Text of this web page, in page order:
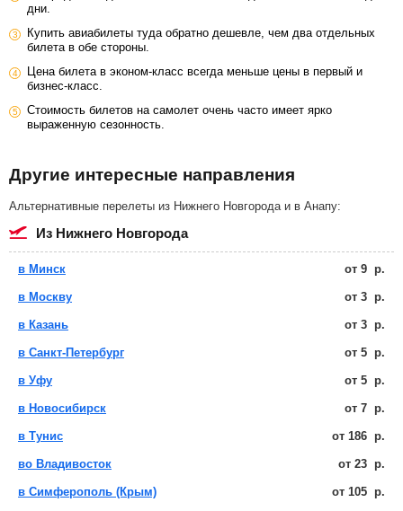
дни.
Купить авиабилеты туда обратно дешевле, чем два отдельных
билета в обе стороны.
Цена билета в эконом-класс всегда меньше цены в первый и
бизнес-класс.
Стоимость билетов на самолет очень часто имеет ярко
выраженную сезонность.
Другие интересные направления
Альтернативные перелеты из Нижнего Новгорода и в Анапу:
из Нижнего Новгорода
в Минск от 9 р.
в Москву от 3 р.
в Казань от 3 р.
в Санкт-Петербург от 5 р.
в Уфу от 5 р.
в Новосибирск от 7 р.
в Тунис от 186 р.
во Владивосток от 23 р.
в Симферополь (Крым) от 105 р.